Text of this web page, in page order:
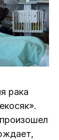
рака